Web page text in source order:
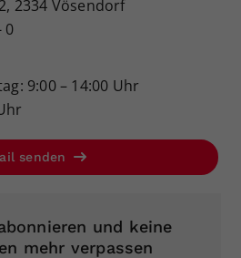
2334 Vösendorf
0
9:00 – 14:00 Uhr
senden
und keine
mehr verpassen